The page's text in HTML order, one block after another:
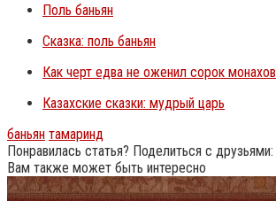
Поль баньян
Сказка: поль баньян
Как черт едва не оженил сорок монахов
Казахские сказки: мудрый царь
баньян тамаринд
Понравилась статья? Поделиться с друзьями:
Вам также может быть интересно